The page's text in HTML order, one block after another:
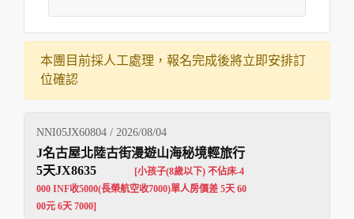
本團目前採人工處理，報名完成後將立即安排訂
位確認
NNI05JX60804 / 2026/08/04
J名古屋北陸古街漫遊山海秘境輕旅行
5天JX8635
[小孩子(8歲以下) 不佔床-4
000 INF收5000(長榮航空收7000)單人房價差 5天 60
00元 6天 7000]